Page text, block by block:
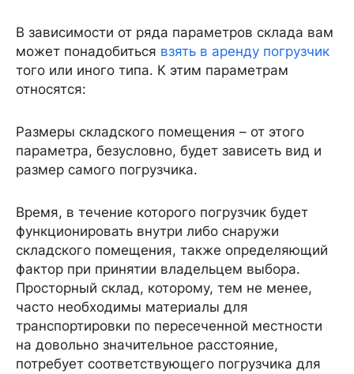
В зависимости от ряда параметров склада вам
может понадобиться взять в аренду погрузчик
того или иного типа. К этим параметрам
относятся:
Размеры складского помещения – от этого
параметра, безусловно, будет зависеть вид и
размер самого погрузчика.
Время, в течение которого погрузчик будет
функционировать внутри либо снаружи
складского помещения, также определяющий
фактор при принятии владельцем выбора.
Просторный склад, которому, тем не менее,
часто необходимы материалы для
транспортировки по пересеченной местности
на довольно значительное расстояние,
потребует соответствующего погрузчика для